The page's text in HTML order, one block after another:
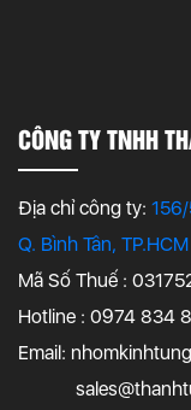
CÔNG TY TNHH
Địa chỉ công ty:
Q. Bình Tân, TP.HCM
Mã Số Thuế :
Hotline : 0974 834
Email: